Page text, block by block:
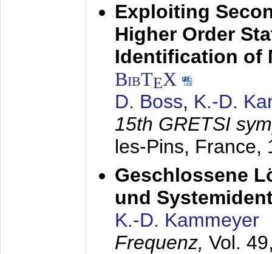
Exploiting
Higher Order
Identification of
BibTEX
D. Boss, K.-D.
15th GRETSI
les-Pins, France,
Geschlossene
und
K.-D. Kammeyer
Frequenz, Vol.